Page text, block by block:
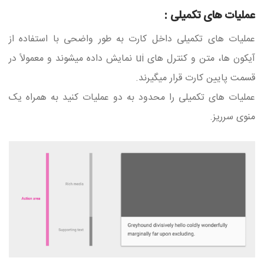
عملیات های تکمیلی :
عملیات های تکمیلی داخل کارت به طور واضحی با استفاده از
آیکون ها، متن و کنترل های ui نمایش داده میشوند و معمولاً در
قسمت پایین کارت قرار میگیرند.
عملیات های تکمیلی را محدود به دو عملیات کنید به همراه یک
منوی سرریز.